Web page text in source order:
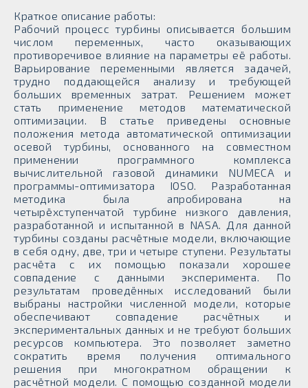
Краткое описание работы:
Рабочий процесс турбины описывается большим
числом переменных, часто оказывающих
противоречивое влияние на параметры её работы.
Варьирование переменными является задачей,
трудно поддающейся анализу и требующей
больших временных затрат. Решением может
стать применение методов математической
оптимизации. В статье приведены основные
положения метода автоматической оптимизации
осевой турбины, основанного на совместном
применении программного комплекса
вычислительной газовой динамики NUMECA и
программы-оптимизатора IOSO. Разработанная
методика была апробирована на
четырёхступенчатой турбине низкого давления,
разработанной и испытанной в NASA. Для данной
турбины созданы расчётные модели, включающие
в себя одну, две, три и четыре ступени. Результаты
расчёта с их помощью показали хорошее
совпадение с данными эксперимента. По
результатам проведённых исследований были
выбраны настройки численной модели, которые
обеспечивают совпадение расчётных и
экспериментальных данных и не требуют больших
ресурсов компьютера. Это позволяет заметно
сократить время получения оптимального
решения при многократном обращении к
расчётной модели. С помощью созданной модели